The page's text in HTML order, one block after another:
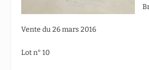
Vente du 26 mars 2016
Lot n° 10